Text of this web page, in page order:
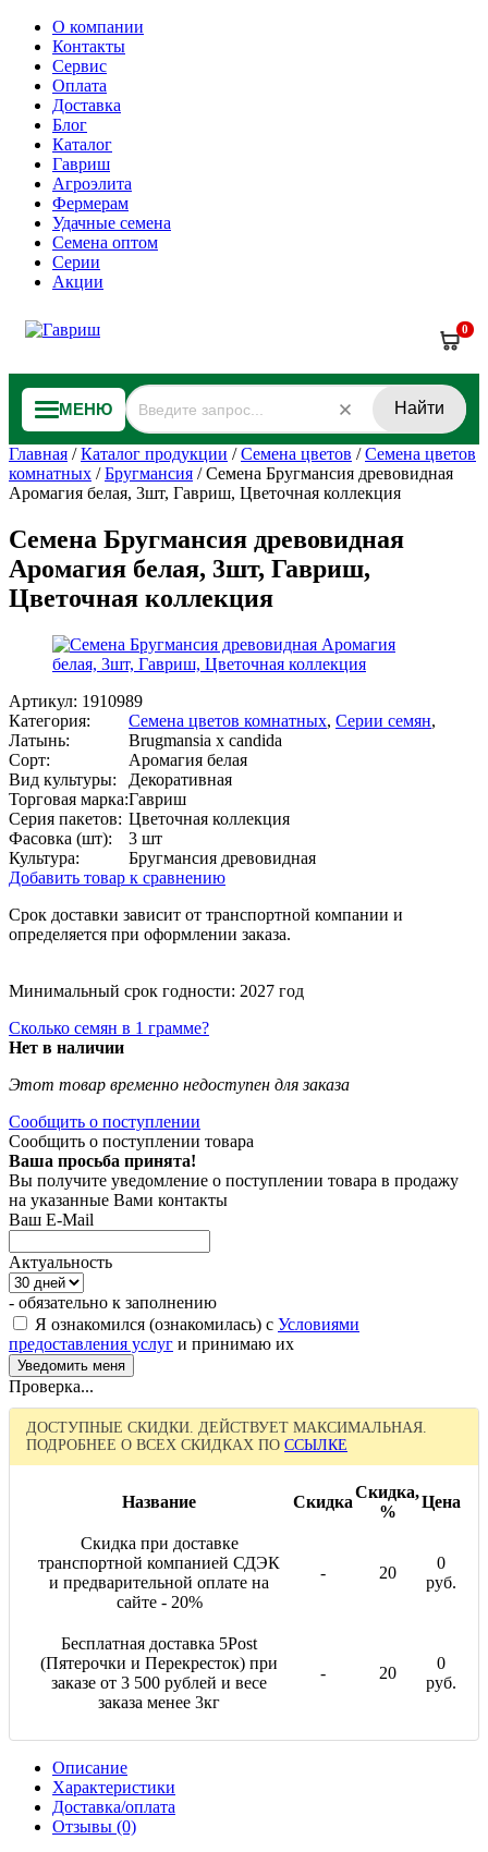
О компании
Контакты
Сервис
Оплата
Доставка
Блог
Каталог
Гавриш
Агроэлита
Фермерам
Удачные семена
Семена оптом
Серии
Акции
0
МЕНЮ Найти
Главная /Каталог продукции /Семена цветов /Семена цветов
комнатных /Бругмансия /Семена Бругмансия древовидная
Аромагия белая, 3шт, Гавриш, Цветочная коллекция
Семена Бругмансия древовидная
Аромагия белая, 3шт, Гавриш,
Цветочная коллекция
Артикул: 1910989
Категория:
Семена цветов комнатных, Серии семян,
Латынь:
Brugmansia x candida
Сорт:
Аромагия белая
Вид культуры:
Декоративная
Торговая марка:Гавриш
Серия пакетов: Цветочная коллекция
Фасовка (шт):
3 шт
Культура:
Бругмансия древовидная
Добавить товар к сравнению
Срок доставки зависит от транспортной компании и
определяется при оформлении заказа.
Минимальный срок годности: 2027 год
Сколько семян в 1 грамме?
Нет в наличии
Этот товар временно недоступен для заказа
Сообщить о поступлении
Сообщить о поступлении товара
Ваша просьба принята!
Вы получите уведомление о поступлении товара в продажу
на указанные Вами контакты
Ваш E-Mail
Актуальность
- обязательно к заполнению
Я ознакомился (ознакомилась) с Условиями
предоставления услуг и принимаю их
Проверка...
ДОСТУПНЫЕ СКИДКИ. ДЕЙСТВУЕТ МАКСИМАЛЬНАЯ.
ПОДРОБНЕЕ О ВСЕХ СКИДКАХ ПО ССЫЛКЕ
Название Скидка
Скидка,
%
Цена
Скидка при доставке
транспортной компанией СДЭК
и предварительной оплате на
сайте - 20%
- 20
0
руб.
Бесплатная доставка 5Post
(Пятерочки и Перекресток) при
заказе от 3 500 рублей и весе
заказа менее 3кг
- 20
0
руб.
Описание
Характеристики
Доставка/оплата
Отзывы (0)